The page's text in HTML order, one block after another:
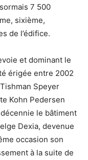
7 500
sixième,
de l’édifice.
et dominant le
érigée entre 2002
Speyer
Kohn Pedersen
décennie le bâtiment
Dexia, devenue
occasion son
à la suite de